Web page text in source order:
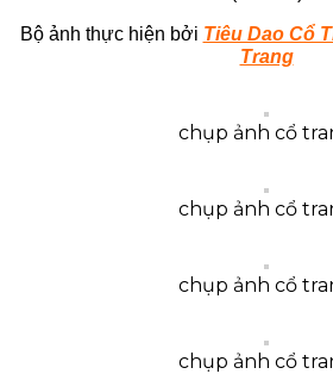
Bộ ảnh thực hiện bởi Tiêu Dao Cổ
Trang
chụp ảnh cổ
chụp ảnh cổ
chụp ảnh cổ
chụp ảnh cổ